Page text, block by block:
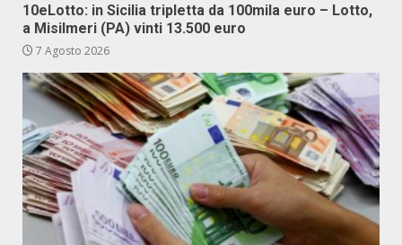
10eLotto: in Sicilia tripletta da 100mila euro – Lotto,
a Misilmeri (PA) vinti 13.500 euro
7 Agosto 2026